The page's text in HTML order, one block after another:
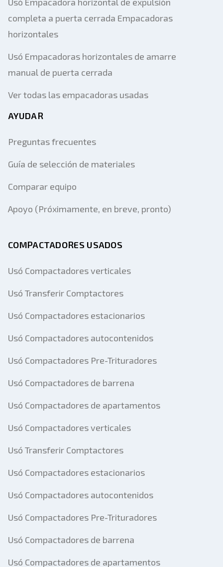
completa a puerta cerrada Empacadoras
horizontales
Usó Empacadoras horizontales de amarre
manual de puerta cerrada
Ver todas las empacadoras usadas
AYUDAR
Preguntas frecuentes
Guía de selección de materiales
Comparar equipo
Apoyo (Próximamente, en breve, pronto)
COMPACTADORES USADOS
Usó Compactadores verticales
Usó Transferir Comptactores
Usó Compactadores estacionarios
Usó Compactadores autocontenidos
Usó Compactadores Pre-Trituradores
Usó Compactadores de barrena
Usó Compactadores de apartamentos
Usó Compactadores verticales
Usó Transferir Comptactores
Usó Compactadores estacionarios
Usó Compactadores autocontenidos
Usó Compactadores Pre-Trituradores
Usó Compactadores de barrena
Usó Compactadores de apartamentos